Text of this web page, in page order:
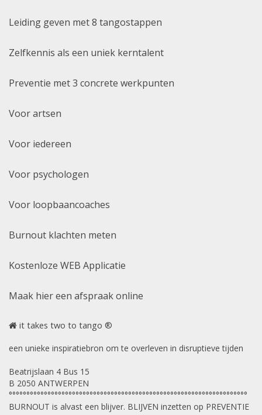
Leiding geven met 8 tangostappen
Zelfkennis als een uniek kerntalent
Preventie met 3 concrete werkpunten
Voor artsen
Voor iedereen
Voor psychologen
Voor loopbaancoaches
Burnout klachten meten
Kostenloze WEB Applicatie
Maak hier een afspraak online
it takes two to tango ®
een unieke inspiratiebron om te overleven in disruptieve tijden
Beatrijslaan 4 Bus 15
B 2050 ANTWERPEN
°°°°°°°°°°°°°°°°°°°°°°°°°°°°°°°°°°°°°°°°°°°°°°°°°°°°°°°°°°°°°°°°°°°°
BURNOUT is alvast een blijver. BLIJVEN inzetten op PREVENTIE